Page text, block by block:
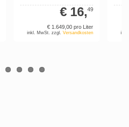
€ 16,49
€ 1.649, 00 pro Liter
inkl. MwSt. zzgl. Versandkosten